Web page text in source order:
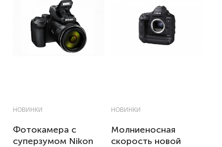
НОВИНКИ
Фотокамера с
суперзумом Nikon
НОВИНКИ
Молниеносная
скорость новой